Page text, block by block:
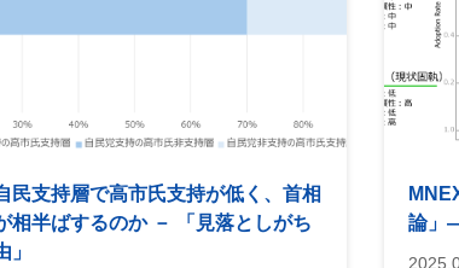
民支持層で高市氏支持が低く、首相
相半ばするのか － 「見落としがち
」
論」